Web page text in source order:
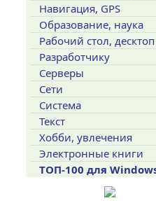
Навигация, GPS
Образование, наука
Рабочий стол, десктоп
Разработчику
Серверы
Сети
Система
Текст
Хобби, увлечения
Электронные книги
ТОП-100 для